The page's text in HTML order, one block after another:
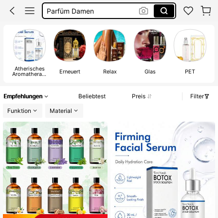
Rosmarin öl Für Haare
Pheromon Parfüm Frau
Ätherisches
Aromatherapi Erneuert Relax Glas PET
Empfehlungen Beliebtest Preis
Filter
Funktion
Material